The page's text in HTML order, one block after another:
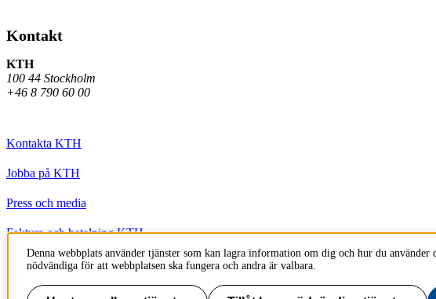
Kontakt
KTH
100 44 Stockholm
+46 8 790 60 00
Kontakta KTH
Jobba på KTH
Press och media
Faktura och betalning KTH
Om KTH:s webbplatser
Tillgänglighetsredogörelse
Denna webbplats använder tjänster som kan lagra information om dig och hur du använder
nödvändiga för att webbplatsen ska fungera och andra är valbara.